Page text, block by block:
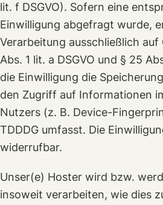
lit. f DSGVO). Sofern eine
Einwilligung abgefragt wurde,
Verarbeitung ausschließlich
Abs. 1 lit. a DSGVO und § 25
die Einwilligung die
den Zugriff auf Informationen
Nutzers (z. B. Device-
TDDDG umfasst. Die
widerrufbar.
Unser(e) Hoster wird bzw.
insoweit verarbeiten, wie dies